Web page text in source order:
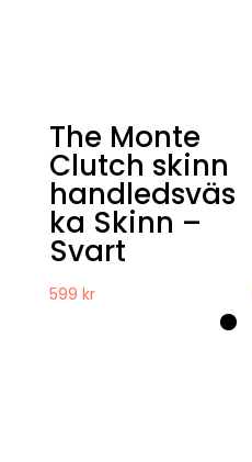
The Monte
Clutch skinn
handledsväs
ka Skinn –
Svart
599 kr